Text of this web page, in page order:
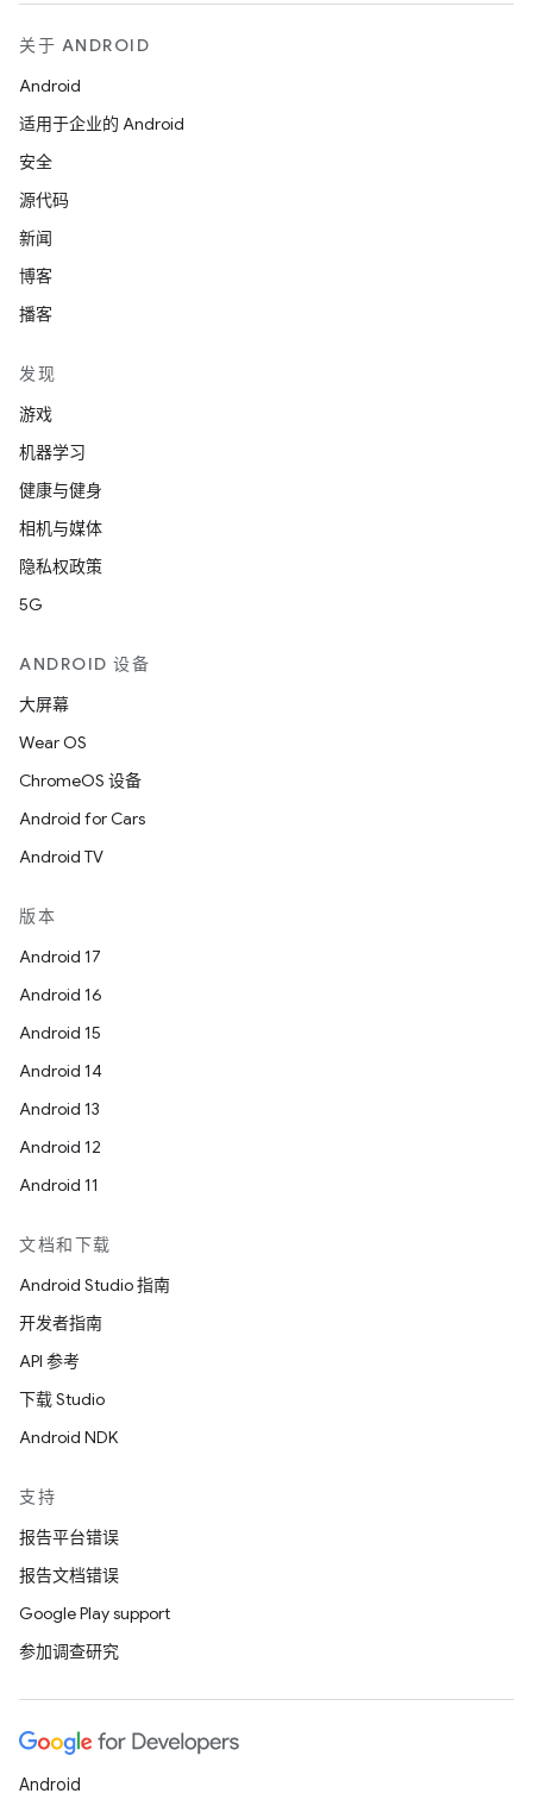
关于 ANDROID
Android
适用于企业的 Android
安全
源代码
新闻
博客
播客
发现
游戏
机器学习
健康与健身
相机与媒体
隐私权政策
5G
ANDROID 设备
大屏幕
Wear OS
ChromeOS 设备
Android for Cars
Android TV
版本
Android 17
Android 16
Android 15
Android 14
Android 13
Android 12
Android 11
文档和下载
Android Studio 指南
开发者指南
API 参考
下载 Studio
Android NDK
支持
报告平台错误
报告文档错误
Google Play support
参加调查研究
Android